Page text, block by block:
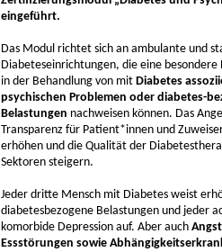
eingeführt.
Das Modul richtet sich an ambulante und
Diabeteseinrichtungen, die eine besondere
in der Behandlung von mit Diabetes
psychischen Problemen oder diabetes-
Belastungen nachweisen können. Das
Transparenz für Patient*innen und
erhöhen und die Qualität der
Sektoren steigern.
Jeder dritte Mensch mit Diabetes weist
diabetesbezogene Belastungen und jeder
komorbide Depression auf. Aber auch
Essstörungen sowie